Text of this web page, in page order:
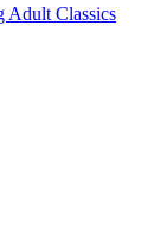
Adult Classics